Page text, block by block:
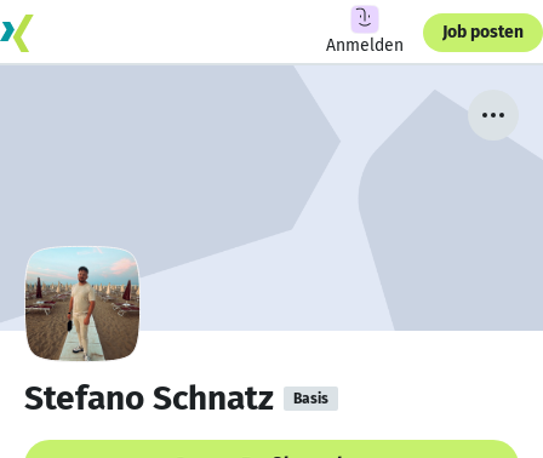
Anmelden
Job posten
Stefano Schnatz Basis